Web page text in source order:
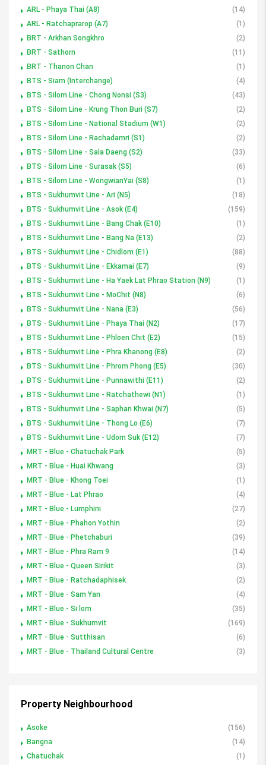
ARL - Phaya Thai (A8)
(14)
ARL - Ratchaprarop (A7)
(1)
BRT - Arkhan Songkhro
(2)
BRT - Sathorn
(11)
BRT - Thanon Chan
(1)
BTS - Siam (Interchange)
(4)
BTS - Silom Line - Chong Nonsi (S3)
(43)
BTS - Silom Line - Krung Thon Buri (S7)
(2)
BTS - Silom Line - National Stadium (W1)
(2)
BTS - Silom Line - Rachadamri (S1)
(2)
BTS - Silom Line - Sala Daeng (S2)
(33)
BTS - Silom Line - Surasak (S5)
(6)
BTS - Silom Line - WongwianYai (S8)
(1)
BTS - Sukhumvit Line - Ari (N5)
(18)
BTS - Sukhumvit Line - Asok (E4)
(159)
BTS - Sukhumvit Line - Bang Chak (E10)
(1)
BTS - Sukhumvit Line - Bang Na (E13)
(2)
BTS - Sukhumvit Line - Chidlom (E1)
(88)
BTS - Sukhumvit Line - Ekkamai (E7)
(9)
BTS - Sukhumvit Line - Ha Yaek Lat Phrao Station (N9)
(1)
BTS - Sukhumvit Line - MoChit (N8)
(6)
BTS - Sukhumvit Line - Nana (E3)
(56)
BTS - Sukhumvit Line - Phaya Thai (N2)
(17)
BTS - Sukhumvit Line - Phloen Chit (E2)
(15)
BTS - Sukhumvit Line - Phra Khanong (E8)
(2)
BTS - Sukhumvit Line - Phrom Phong (E5)
(30)
BTS - Sukhumvit Line - Punnawithi (E11)
(2)
BTS - Sukhumvit Line - Ratchathewi (N1)
(1)
BTS - Sukhumvit Line - Saphan Khwai (N7)
(5)
BTS - Sukhumvit Line - Thong Lo (E6)
(7)
BTS - Sukhumvit Line - Udom Suk (E12)
(7)
MRT - Blue - Chatuchak Park
(5)
MRT - Blue - Huai Khwang
(3)
MRT - Blue - Khong Toei
(1)
MRT - Blue - Lat Phrao
(4)
MRT - Blue - Lumphini
(27)
MRT - Blue - Phahon Yothin
(2)
MRT - Blue - Phetchaburi
(39)
MRT - Blue - Phra Ram 9
(14)
MRT - Blue - Queen Sirikit
(3)
MRT - Blue - Ratchadaphisek
(2)
MRT - Blue - Sam Yan
(4)
MRT - Blue - Si lom
(35)
MRT - Blue - Sukhumvit
(169)
MRT - Blue - Sutthisan
(6)
MRT - Blue - Thailand Cultural Centre
(3)
Property Neighbourhood
Asoke
(156)
Bangna
(14)
Chatuchak
(1)